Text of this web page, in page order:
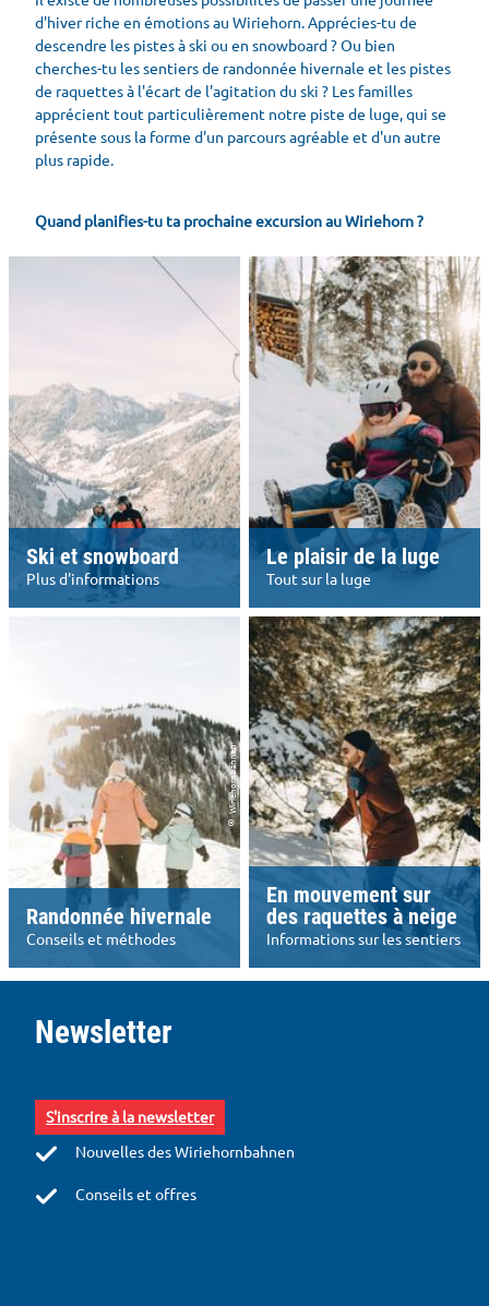
d'hiver riche en émotions au Wiriehorn. Apprécies-tu de
descendre les pistes à ski ou en snowboard ? Ou bien
cherches-tu les sentiers de randonnée hivernale et les pistes
de raquettes à l'écart de l'agitation du ski ? Les familles
apprécient tout particulièrement notre piste de luge, qui se
présente sous la forme d'un parcours agréable et d'un autre
plus rapide.
Quand planifies-tu ta prochaine excursion au Wiriehorn ?
Ski et snowboard
Plus d'informations
Le plaisir de la luge
Tout sur la luge
Randonnée hivernale
Conseils et méthodes
© Wiriehornbahnen
En mouvement sur
des raquettes à neige
Informations sur les sentiers
Newsletter
S'inscrire à la newsletter
Nouvelles des Wiriehornbahnen
Conseils et offres